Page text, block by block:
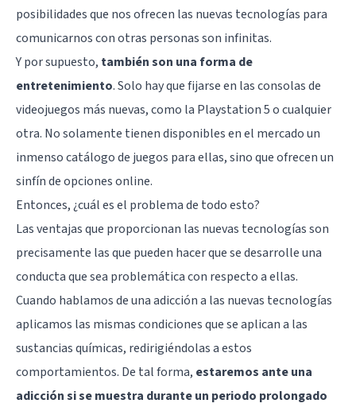
posibilidades que nos ofrecen las nuevas tecnologías para
comunicarnos con otras personas son infinitas.
Y por supuesto, también son una forma de
entretenimiento. Solo hay que fijarse en las consolas de
videojuegos más nuevas, como la Playstation 5 o cualquier
otra. No solamente tienen disponibles en el mercado un
inmenso catálogo de juegos para ellas, sino que ofrecen un
sinfín de opciones online.
Entonces, ¿cuál es el problema de todo esto?
Las ventajas que proporcionan las nuevas tecnologías son
precisamente las que pueden hacer que se desarrolle una
conducta que sea problemática con respecto a ellas.
Cuando hablamos de una adicción a las nuevas tecnologías
aplicamos las mismas condiciones que se aplican a las
sustancias químicas, redirigiéndolas a estos
comportamientos. De tal forma, estaremos ante una
adicción si se muestra durante un periodo prolongado